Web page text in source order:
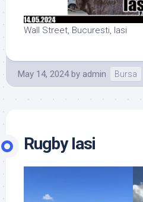
Wall Street, Bucuresti, Iasi
May 14, 2024 by admin Bursa
Rugby Iasi